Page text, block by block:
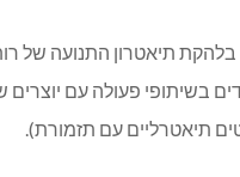
תיאטרון התנועה של רות
בשיתופי פעולה עם יוצרים
תיאטרליים עם תזמורת).